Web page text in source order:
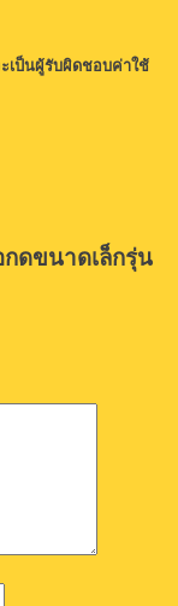
เป็นผู้รับผิดชอบค่าใช้
ดขนาดเล็กรุ่น